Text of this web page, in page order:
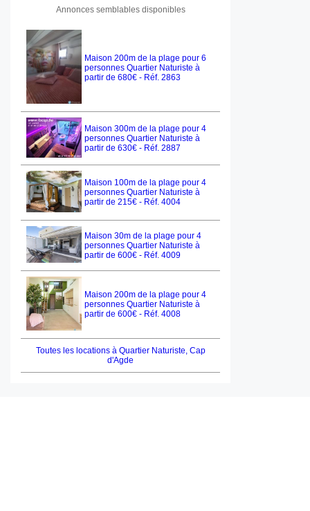
Annonces semblables disponibles
Maison 200m de la plage pour 6
personnes Quartier Naturiste à
partir de 680€ - Réf. 2863
Maison 300m de la plage pour 4
personnes Quartier Naturiste à
partir de 630€ - Réf. 2887
Maison 100m de la plage pour 4
personnes Quartier Naturiste à
partir de 215€ - Réf. 4004
Maison 30m de la plage pour 4
personnes Quartier Naturiste à
partir de 600€ - Réf. 4009
Maison 200m de la plage pour 4
personnes Quartier Naturiste à
partir de 600€ - Réf. 4008
Toutes les locations à Quartier Naturiste, Cap
d'Agde